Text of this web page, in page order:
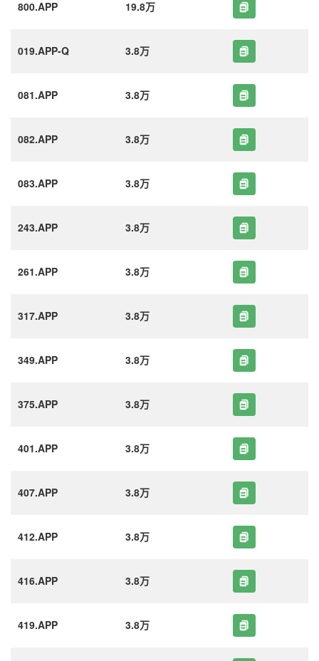
800.APP 19.8万
019.APP-Q 3.8万
081.APP 3.8万
082.APP 3.8万
083.APP 3.8万
243.APP 3.8万
261.APP 3.8万
317.APP 3.8万
349.APP 3.8万
375.APP 3.8万
401.APP 3.8万
407.APP 3.8万
412.APP 3.8万
416.APP 3.8万
419.APP 3.8万